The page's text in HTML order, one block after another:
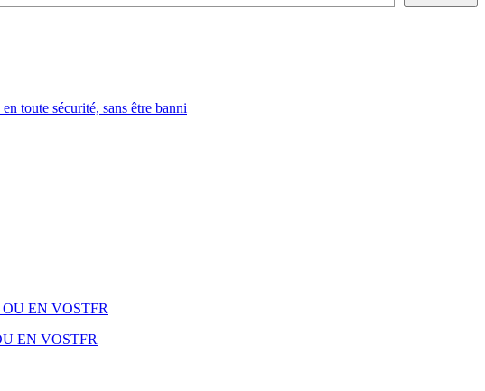
toute sécurité, sans être banni
EN VOSTFR
EN VOSTFR